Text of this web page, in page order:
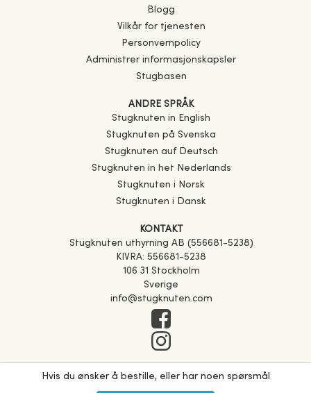
Hvis du ønsker å bestille, eller har noen spørsmål
Blogg
Vilkår for tjenesten
Personvernpolicy
Administrer informasjonskapsler
Stugbasen
ANDRE SPRÅK
Stugknuten in English
Stugknuten på Svenska
Stugknuten auf Deutsch
Stugknuten in het Nederlands
Stugknuten i Norsk
Stugknuten i Dansk
KONTAKT
Stugknuten uthyrning AB (556681-5238)
KIVRA: 556681-5238
106 31 Stockholm
Sverige
info@stugknuten.com